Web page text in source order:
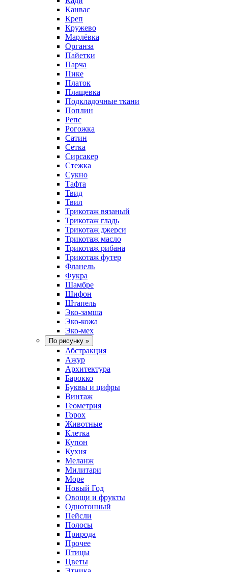
Канвас
Креп
Кружево
Марлёвка
Органза
Пайетки
Парча
Пике
Платок
Плащевка
Подкладочные ткани
Поплин
Репс
Рогожка
Сатин
Сетка
Сирсакер
Стежка
Сукно
Тафта
Твид
Твил
Трикотаж вязаный
Трикотаж гладь
Трикотаж джерси
Трикотаж масло
Трикотаж рибана
Трикотаж футер
Фланель
Фукра
Шамбре
Шифон
Штапель
Эко-замша
Эко-кожа
Эко-мех
По рисунку »
Абстракция
Ажур
Архитектура
Барокко
Буквы и цифры
Винтаж
Геометрия
Горох
Животные
Клетка
Купон
Кухня
Меланж
Милитари
Море
Новый Год
Овощи и фрукты
Однотонный
Пейсли
Полосы
Природа
Прочее
Птицы
Цветы